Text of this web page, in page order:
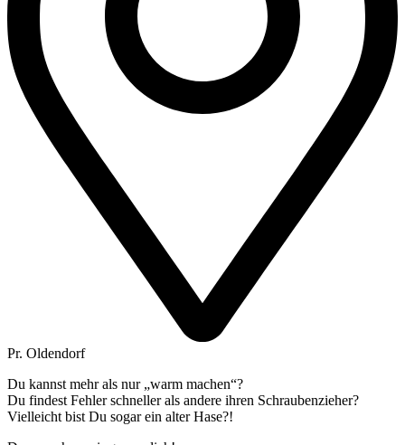
Pr. Oldendorf
Du kannst mehr als nur „warm machen“?
Du findest Fehler schneller als andere ihren Schraubenzieher?
Vielleicht bist Du sogar ein alter Hase?!